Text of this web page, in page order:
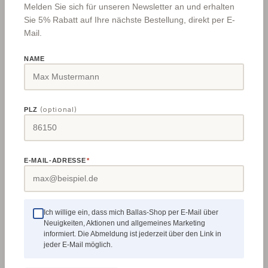
Diese Handwaschpaste ist nach dem neuesten
Stand der Wissenschaft aus biologischen
hochwirksame für stark verschmutzte Hände (Öle,
Wagenschmiere, Druckerschwärze, ...). Reinigt
nicht nur mit Alkalität, sondern mit pflanzlichen
Regulärer Preis:
20,23 €
Melden Sie sich für unseren Newsletter an und erhalten
Sie 5% Rabatt auf Ihre nächste Bestellung, direkt per E-
Mail.
NAME
PLZ (optional)
E-MAIL-ADRESSE*
Ich willige ein, dass mich Ballas-Shop per E-Mail über
Neuigkeiten, Aktionen und allgemeines Marketing
informiert. Die Abmeldung ist jederzeit über den Link in
jeder E-Mail möglich.